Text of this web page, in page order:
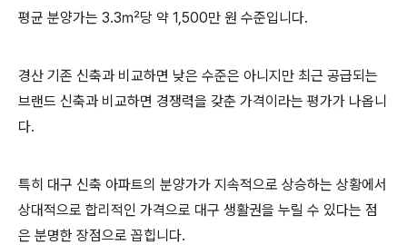
평균 분양가는 3.3㎡당 약 1,500만 원 수준입니다.
경산 기존 신축과 비교하면 낮은 수준은 아니지만 최근 공급되는
브랜드 신축과 비교하면 경쟁력을 갖춘 가격이라는 평가가 나옵니
다.
특히 대구 신축 아파트의 분양가가 지속적으로 상승하는 상황에서
상대적으로 합리적인 가격으로 대구 생활권을 누릴 수 있다는 점
은 분명한 장점으로 꼽힙니다.